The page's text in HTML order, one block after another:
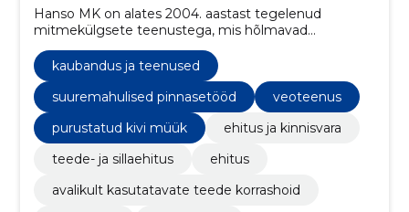
Hanso MK on alates 2004. aastast tegelenud
mitmekülgsete teenustega, mis hõlmavad
metsaraiet, ehitustöid, maaparandust, teede- ja
sillaehitust ning palju muud, pakkudes
professionaalset abi metsa- ja
põllumajandusvaldkonnas ning
infrastruktuuriarenduses.
kaubandus ja teenused
suuremahulised pinnasetööd
veoteenus
purustatud kivi müük
ehitus ja kinnisvara
teede- ja sillaehitus
ehitus
avalikult kasutatavate teede korrashoid